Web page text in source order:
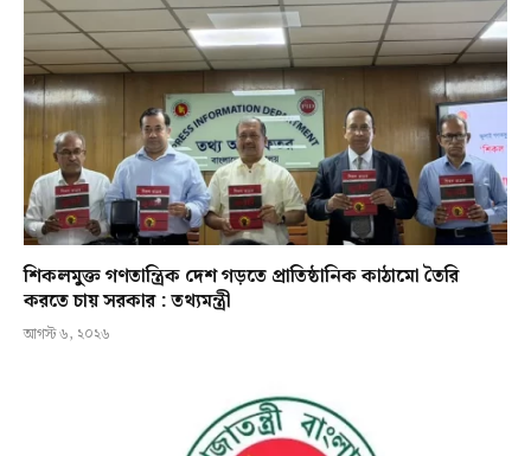
শিকলমুক্ত গণতান্ত্রিক দেশ গড়তে প্রাতিষ্ঠানিক কাঠামো তৈরি
করতে চায় সরকার : তথ্যমন্ত্রী
আগস্ট ৬, ২০২৬